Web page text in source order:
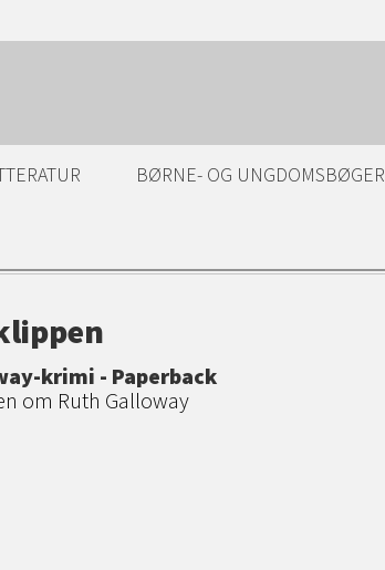
BØRNE- OG UNGDOMSBØGER
krimi - Paperback
om Ruth Galloway